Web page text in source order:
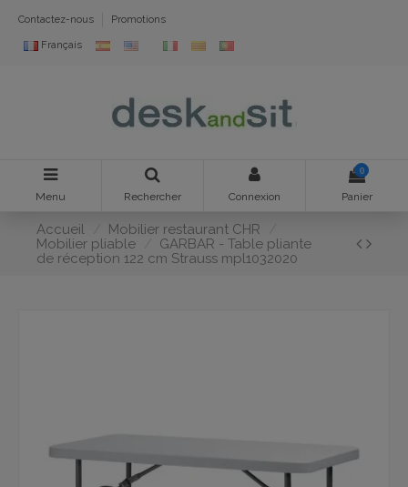
Contactez-nous Promotions
Français
Menu Rechercher Connexion
0
Panier
Accueil
Mobilier restaurant CHR
Mobilier pliable
GARBAR - Table pliante
de réception 122 cm Strauss mpl1032020